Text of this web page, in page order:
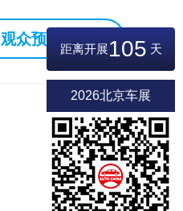
距离开展105 天
2026北京车展
观众预登记